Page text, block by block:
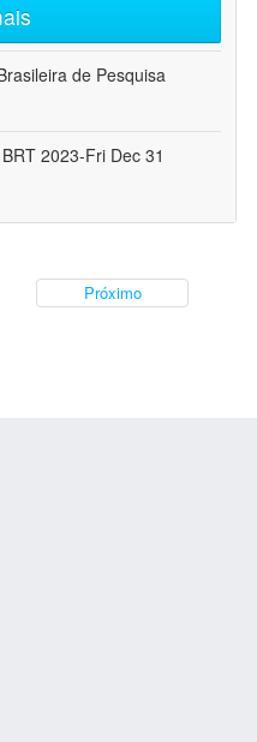
de Pesquisa
2023-Fri Dec 31
Próximo